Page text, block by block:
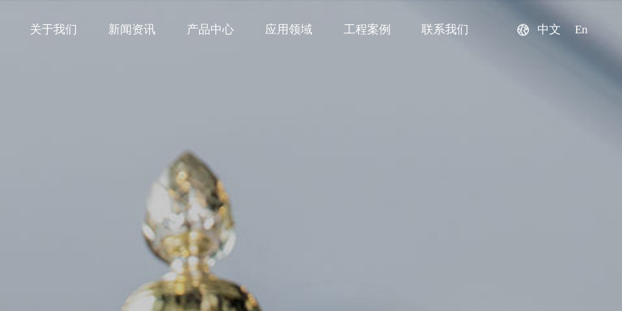
关于我们 新闻资讯 产品中心 应用领域 工程案例 联系我们 中文 En